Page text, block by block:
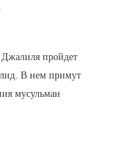
пройдет
В нем примут
мусульман